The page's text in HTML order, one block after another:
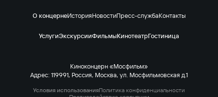
О концернеИсторияНовостиПресс-службаКонтакты
УслугиЭкскурсииФильмыКинотеатрГостиница
Киноконцерн «Мосфильм»
Адрес: 119991, Россия, Москва, ул. Мосфильмовская д.1
Условия использованияПолитика конфиденциальности